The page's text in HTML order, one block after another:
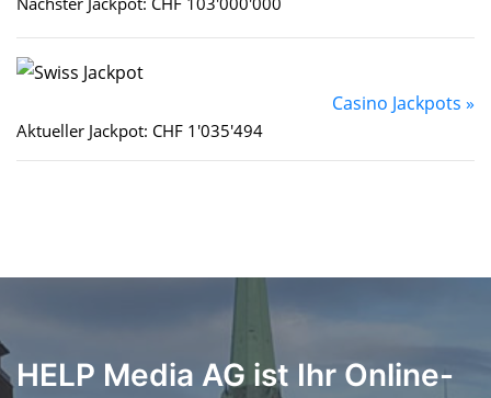
Casino Jackpots »
Aktueller Jackpot: CHF 1'035'494
HELP Media AG ist Ihr Online-